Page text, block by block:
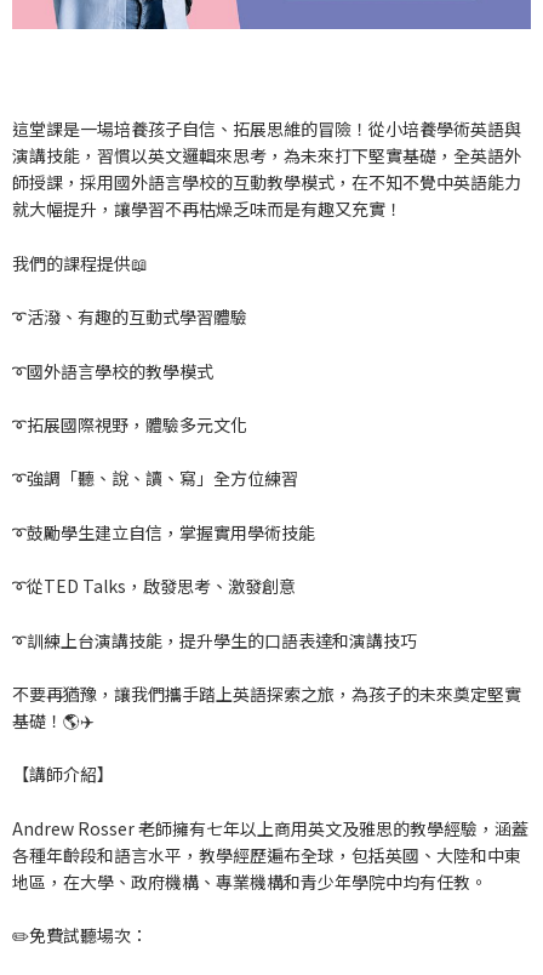
這堂課是一場培養孩子自信、拓展思維的冒險！從小培養學術英語與
演講技能，習慣以英文邏輯來思考，為未來打下堅實基礎，全英語外
師授課，採用國外語言學校的互動教學模式，在不知不覺中英語能力
就大幅提升，讓學習不再枯燥乏味而是有趣又充實！
我們的課程提供📖
➰活潑、有趣的互動式學習體驗
➰國外語言學校的教學模式
➰拓展國際視野，體驗多元文化
➰強調「聽、說、讀、寫」全方位練習
➰鼓勵學生建立自信，掌握實用學術技能
➰從TED Talks，啟發思考、激發創意
➰訓練上台演講技能， 提升學生的口語表達和演講技巧
不要再猶豫，讓我們攜手踏上英語探索之旅，為孩子的未來奠定堅實
基礎！🌎✈️
【講師介紹】
Andrew Rosser 老師擁有七年以上商用英文及雅思的教學經驗，涵蓋
各種年齡段和語言水平，教學經歷遍布全球，包括英國、大陸和中東
地區，在大學、政府機構、專業機構和青少年學院中均有任教。
✏️免費試聽場次：